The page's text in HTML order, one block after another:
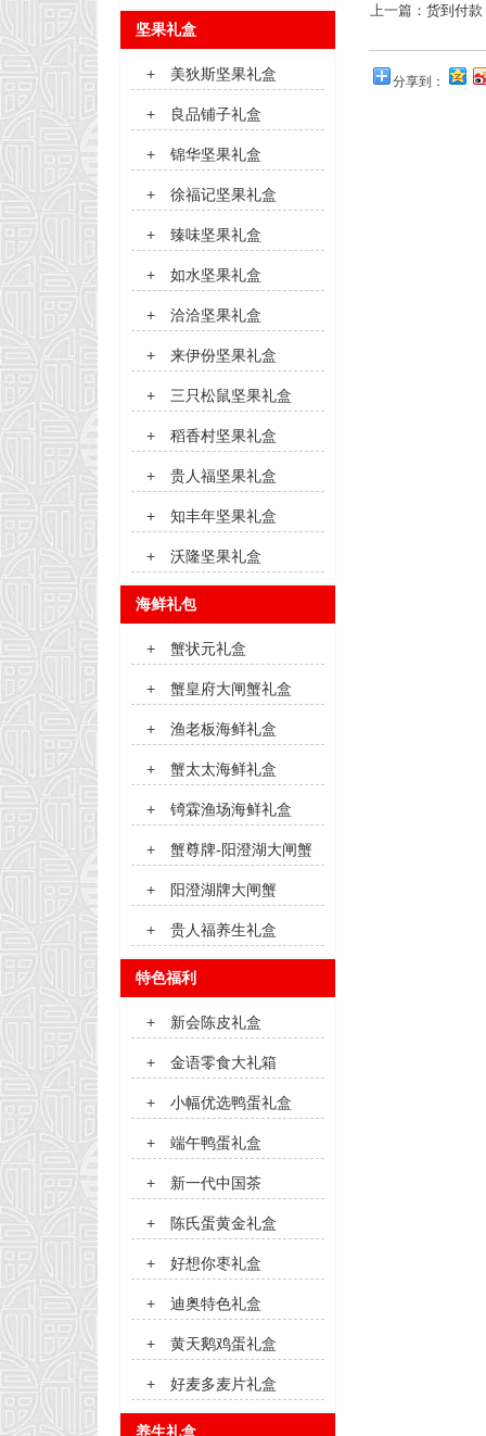
上一篇： 货到付款
分享到：
坚果礼盒
+ 美狄斯坚果礼盒
+ 良品铺子礼盒
+ 锦华坚果礼盒
+ 徐福记坚果礼盒
+ 臻味坚果礼盒
+ 如水坚果礼盒
+ 洽洽坚果礼盒
+ 来伊份坚果礼盒
+ 三只松鼠坚果礼盒
+ 稻香村坚果礼盒
+ 贵人福坚果礼盒
+ 知丰年坚果礼盒
+ 沃隆坚果礼盒
海鲜礼包
+ 蟹状元礼盒
+ 蟹皇府大闸蟹礼盒
+ 渔老板海鲜礼盒
+ 蟹太太海鲜礼盒
+ 锜霖渔场海鲜礼盒
+ 蟹尊牌-阳澄湖大闸蟹
+ 阳澄湖牌大闸蟹
+ 贵人福养生礼盒
特色福利
+ 新会陈皮礼盒
+ 金语零食大礼箱
+ 小幅优选鸭蛋礼盒
+ 端午鸭蛋礼盒
+ 新一代中国茶
+ 陈氏蛋黄金礼盒
+ 好想你枣礼盒
+ 迪奥特色礼盒
+ 黄天鹅鸡蛋礼盒
+ 好麦多麦片礼盒
养生礼盒